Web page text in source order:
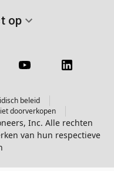
op
beleid
doorverkopen
Inc. Alle rechten
van hun respectieve